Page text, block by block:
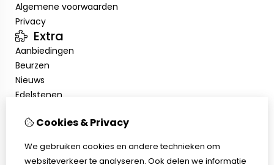
Algemene voorwaarden
Privacy
Extra
Aanbiedingen
Beurzen
Nieuws
Edelstenen
Mijn account
Bestelhistorie
Cookies & Privacy
We gebruiken cookies en andere technieken om
websiteverkeer te analyseren. Ook delen we informatie